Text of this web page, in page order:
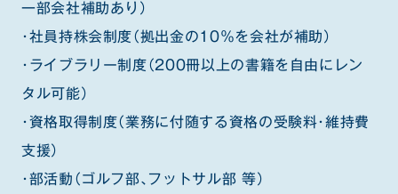
一部会社補助あり）
・社員持株会制度（拠出金の10％を会社が補助）
・ライブラリー制度（200冊以上の書籍を自由にレン
タル可能）
・資格取得制度（業務に付随する資格の受験料・維持費
支援）
・部活動（ゴルフ部、フットサル部 等）